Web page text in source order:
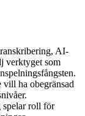
AI-
verktyget som
vill ha obegränsad
spelar roll för